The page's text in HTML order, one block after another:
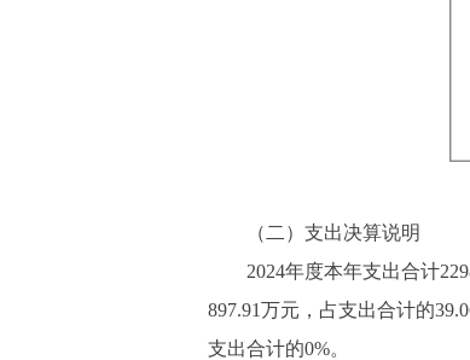
（二）支出决算说明
2024年度本年支出合计
897.91万元，占支出合计的
支出合计的0%。